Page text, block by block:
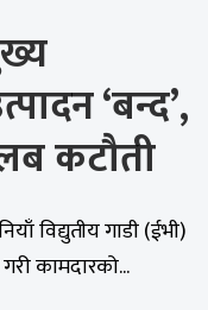
‘बन्द’,
कटौती
विद्युतीय गाडी (ईभी)
कामदारको...